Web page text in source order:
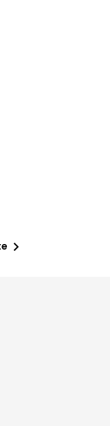
